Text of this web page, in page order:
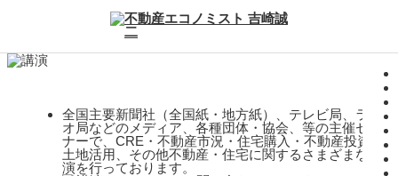
全国主要新聞社（全国紙・地方紙）、テレビ局、ラジ
オ局などのメディア、各種団体・協会、等の主催セミ
ナーで、CRE・不動産市況・住宅購入・不動産投資・
土地活用、その他不動産・住宅に関するさまざまな講
演を行っております。